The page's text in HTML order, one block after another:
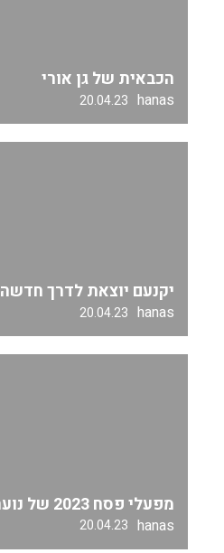
הכבאית של גן אורי
hanas
20.04.23
יקנעם יוצאת לדרך חדשה
hanas
20.04.23
מפעלי פסח 2023 של נוער עמק יזרעאל
hanas
20.04.23